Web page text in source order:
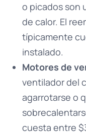
o picados son
de calor. El
típicamente
instalado.
Motores de
ventilador del
agarrotarse o
cuesta entre